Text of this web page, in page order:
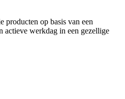
producten op basis van een
actieve werkdag in een gezellige